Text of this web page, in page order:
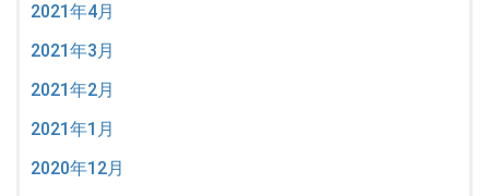
2021年4月
2021年3月
2021年2月
2021年1月
2020年12月